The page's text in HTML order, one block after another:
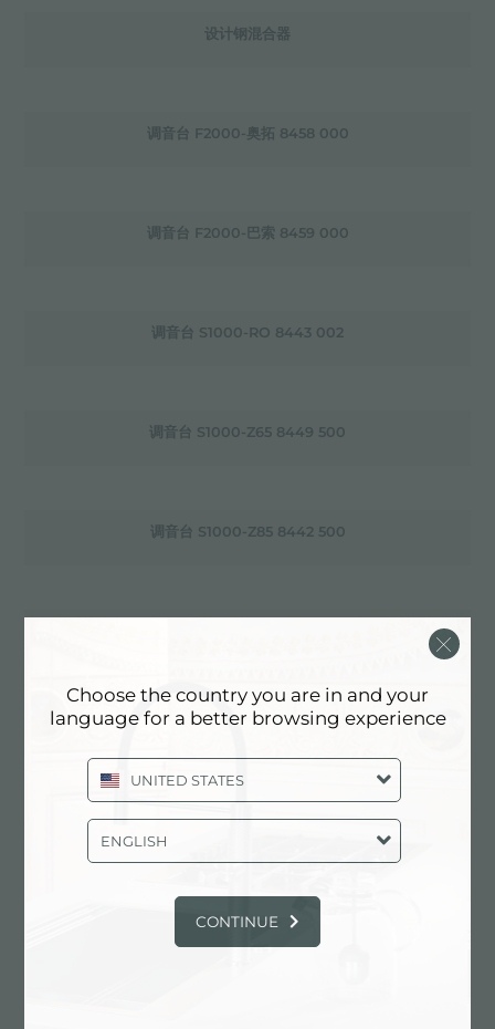
设计钢混合器
调音台 F2000-奥拓 8458 000
调音台 F2000-巴索 8459 000
调音台 S1000-RO 8443 002
调音台 S1000-Z65 8449 500
调音台 S1000-Z85 8442 500
采用 PVD 处理的不锈钢大水槽
金不锈钢溢出
Choose the country you are in and your
language for a better browsing experience
UNITED STATES
ENGLISH
CONTINUE